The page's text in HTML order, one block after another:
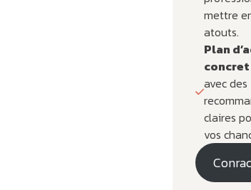
mettre
atouts.
Plan
concret
avec des
claires
vos